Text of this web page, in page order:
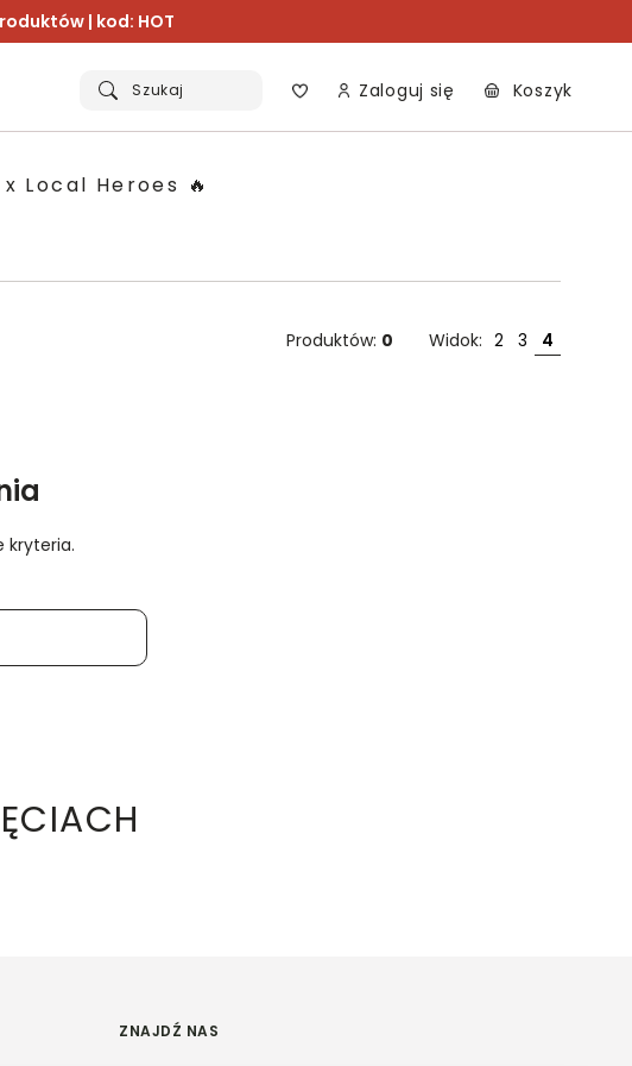
| kod: HOT
Szukaj Zaloguj się Koszyk
Local Heroes 🔥
Produktów: 0 Widok: 2 3 4
kryteria.
ZNAJDŹ NAS